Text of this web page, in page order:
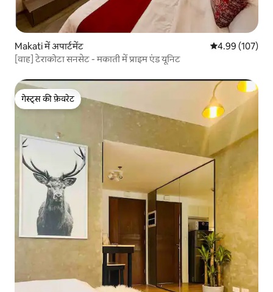
Makati में अपार्टमेंट औसत रेटिंग 5 में से
4.99 (107)
[वाह] टेराकोटा सनसेट - मकाती में प्राइम एंड यूनिट
गेस्ट्स की फ़ेवरेट
गेस्ट्स की फ़ेवरेट